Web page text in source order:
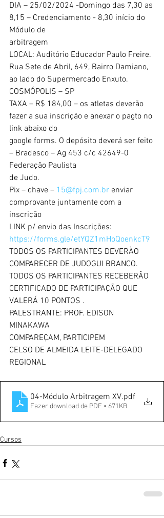
DIA – 25/02/2024 -Domingo das 7,30 as
8,15 – Credenciamento - 8,30 início do
Módulo de
arbitragem
LOCAL: Auditório Educador Paulo Freire.
Rua Sete de Abril, 649, Bairro Damiano,
ao lado do Supermercado Enxuto.
COSMÓPOLIS – SP
TAXA – R$ 184,00 – os atletas deverão
fazer a sua inscrição e anexar o pagto no
link abaixo do
google forms. O depósito deverá ser feito
– Bradesco – Ag 453 c/c 42649-0
Federação Paulista
de Judo.
Pix – chave – 15@fpj.com.br enviar
comprovante juntamente com a
inscrição
LINK p/ envio das Inscrições:
https://forms.gle/etYQZ1mHoQoenkcT9
TODOS OS PARTICIPANTES DEVERÀO
COMPARECER DE JUDOGUI BRANCO.
TODOS OS PARTICIPANTES RECEBERÃO
CERTIFICADO DE PARTICIPAÇÃO QUE
VALERÁ 10 PONTOS .
PALESTRANTE: PROF. EDISON
MINAKAWA
COMPAREÇAM, PARTICIPEM
CELSO DE ALMEIDA LEITE-DELEGADO
REGIONAL
04-Módulo Arbitragem XV.pdf
Fazer download de PDF • 671KB
Cursos